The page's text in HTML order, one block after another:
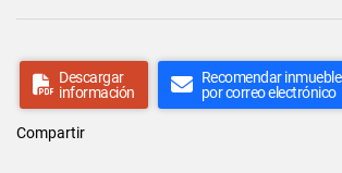
Descargar
información
Recomendar inmueble
por correo electrónico
Compartir